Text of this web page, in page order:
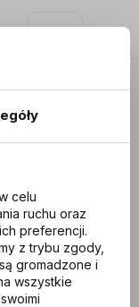
celu
ruchu oraz
preferencji.
z trybu zgody,
gromadzone i
wszystkie